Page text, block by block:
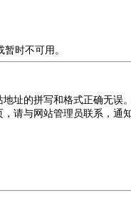
时不可用。
址的拼写和格式正确无误
请与网站管理员联系，通